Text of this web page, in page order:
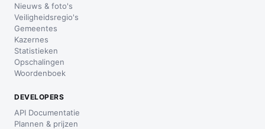
Nieuws & foto's
Veiligheidsregio's
Gemeentes
Kazernes
Statistieken
Opschalingen
Woordenboek
DEVELOPERS
API Documentatie
Plannen & prijzen